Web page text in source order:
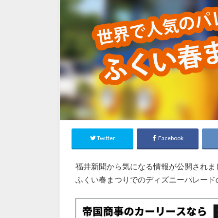
Twitter Facebook
福井新聞から気になる情報が公開されま
ふくい春まつりでのディズニーパレー